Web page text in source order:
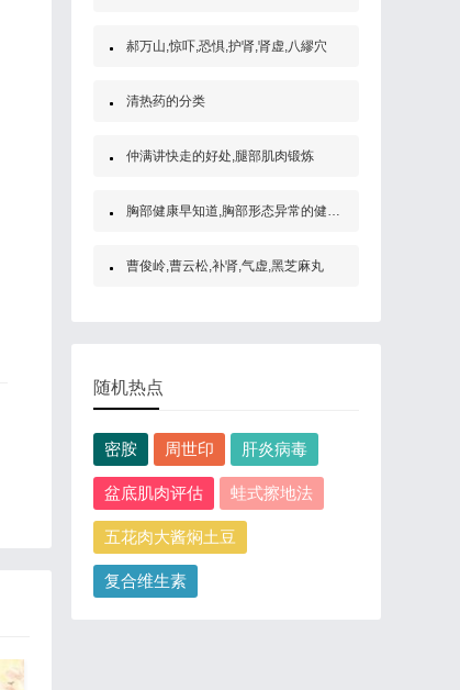
郝万山,惊吓,恐惧,护肾,肾虚,八繆穴
清热药的分类
仲满讲快走的好处,腿部肌肉锻炼
胸部健康早知道,胸部形态异常的健康自
曹俊岭,曹云松,补肾,气虚,黑芝麻丸
随机热点
密胺 周世印 肝炎病毒
盆底肌肉评估 蛙式擦地法
五花肉大酱焖土豆
复合维生素